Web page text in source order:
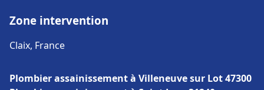
Zone intervention
Claix, France
Plombier assainissement à Villeneuve sur Lot 47300